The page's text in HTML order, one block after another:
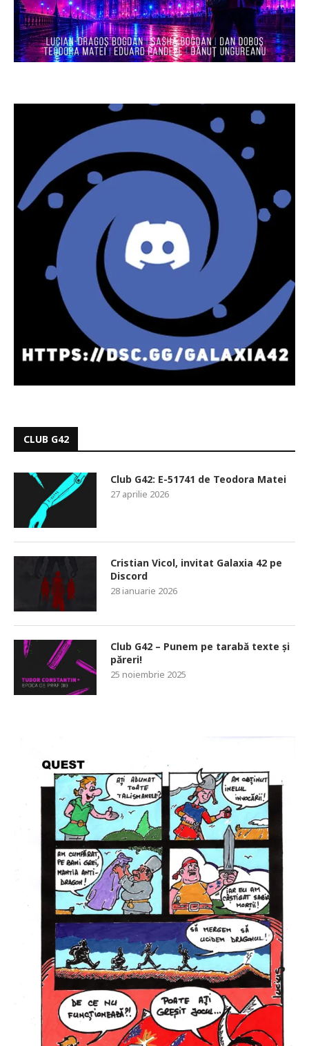
CLUB G42
Club G42: E-51741 de Teodora Matei
27 aprilie 2026
Cristian Vicol, invitat Galaxia 42 pe
Discord
28 ianuarie 2026
Club G42 – Punem pe tarabă texte și
păreri!
25 noiembrie 2025